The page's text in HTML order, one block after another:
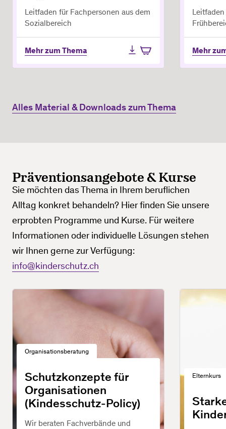
Leitfaden für Fachpersonen aus dem
Sozialbereich
Mehr zum Thema Mehr
Alles Material & Downloads zum Thema
Präventionsangebote & Kurse
Sie möchten das Thema in Ihrem beruflichen
Alltag konkret behandeln? Hier finden Sie unsere
erprobten Programme und Kurse. Für weitere
Informationen oder individuelle Lösungen stehen
wir Ihnen gerne zur Verfügung:
info@kinderschutz.ch
Schutzkonzepte für
Organisationen
(Kindesschutz-Policy)
Organisationsberatung
Wir beraten Fachverbände und
Elternkurs